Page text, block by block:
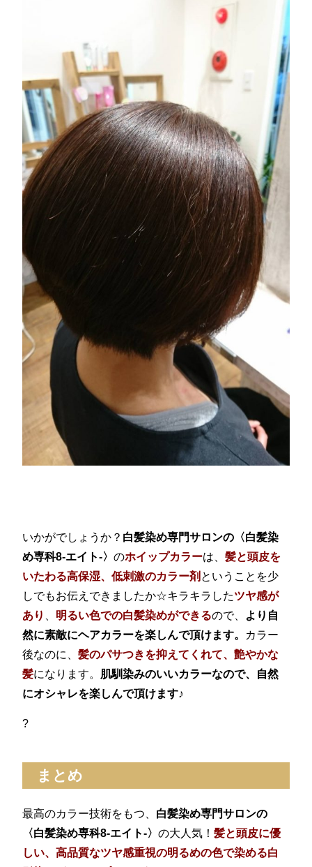
いかがでしょうか？ 白髪染め専門サロンの〈白髪染
め専科8-エイト-〉のホイップカラーは、髪と頭皮を
いたわる高保湿、低刺激のカラー剤 ということを少
しでもお伝えできましたか☆キラキラしたツヤ感が
あり
明るい色での白髪染めができるので、 より自
然に素敵にヘアカラーを楽しんで頂けます。 カラー
後なのに、髪のパサつきを抑えてくれて、艶やかな
髪になります。 肌馴染みのいいカラーなので、自然
にオシャレを楽しんで頂けます♪
?
まとめ
最高のカラー技術をもつ、 白髪染め専門サロンの
〈白髪染め専科8-エイト-〉の大人気！髪と頭皮に優
しい、高品質なツヤ感重視の明るめの色で染める白